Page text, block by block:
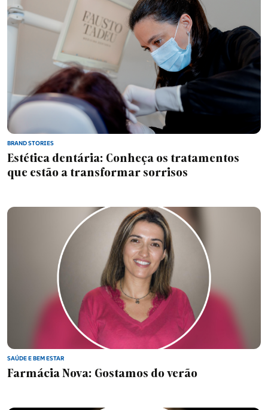
BRAND STORIES
Estética dentária: Conheça os tratamentos
que estão a transformar sorrisos
SAÚDE E BEM ESTAR
Farmácia Nova: Gostamos do verão